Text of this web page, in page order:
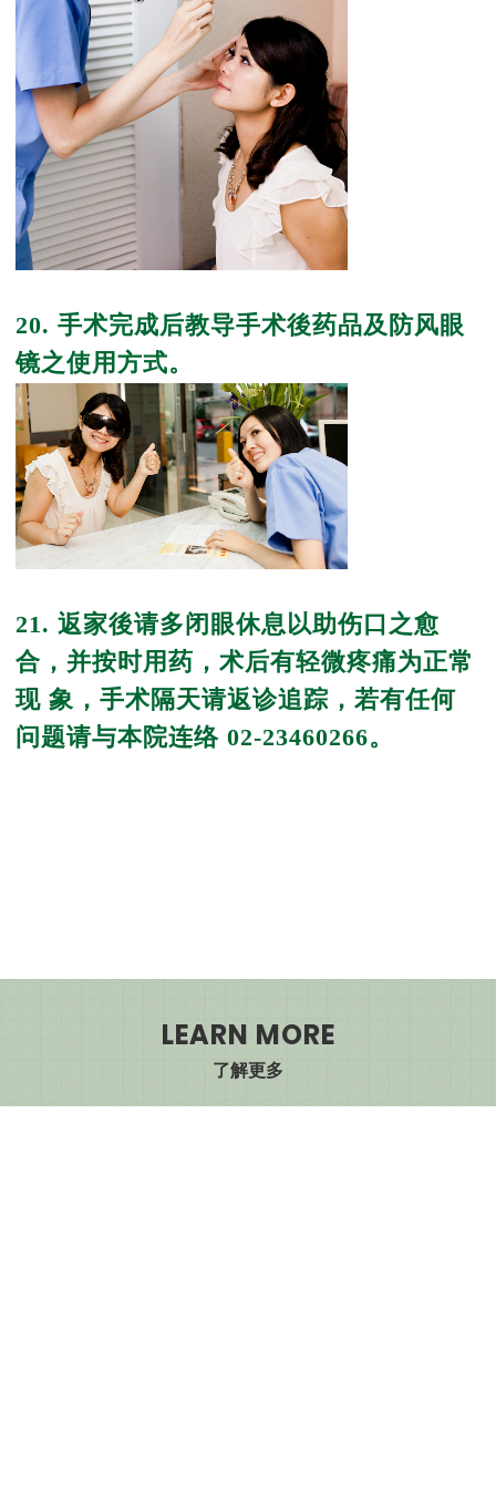
20. 手术完成后教导手术後药品及防风眼
镜之使用方式。
21. 返家後请多闭眼休息以助伤口之愈
合，并按时用药，术后有轻微疼痛为正常
现 象，手术隔天请返诊追踪，若有任何
问题请与本院连络 02-23460266。
LEARN MORE
了解更多